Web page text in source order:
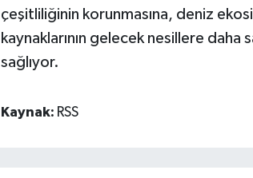
çeşitliliğinin korunmasına, deniz
kaynaklarının gelecek nesillere daha
sağlıyor.
Kaynak: RSS